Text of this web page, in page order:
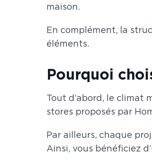
maison.
En complément, la
éléments.
Pourquoi
Tout d’abord, le climat
stores proposés par
Par ailleurs, chaque
Ainsi, vous bénéficiez